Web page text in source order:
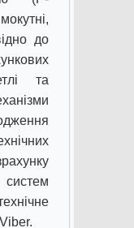
до
та